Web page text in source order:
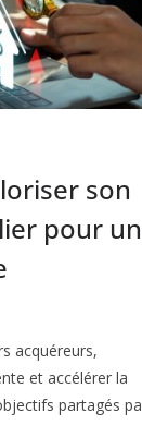
son
pour
acquéreurs,
et accélérer la
partagés